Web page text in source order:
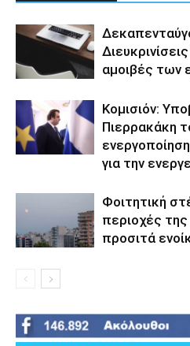
αμοιβές των
Κομισιόν:
Πιερρακάκη
για την
Φοιτητική
περιοχές
προσιτά